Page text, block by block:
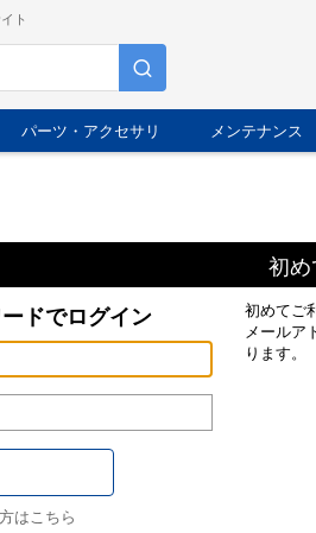
ト
パーツ・アクセサリ メンテナンス
ドでログイン
はこちら
初
初めてご
メールア
ります。